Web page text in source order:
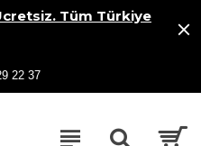
Tüm Türkiye
22 37